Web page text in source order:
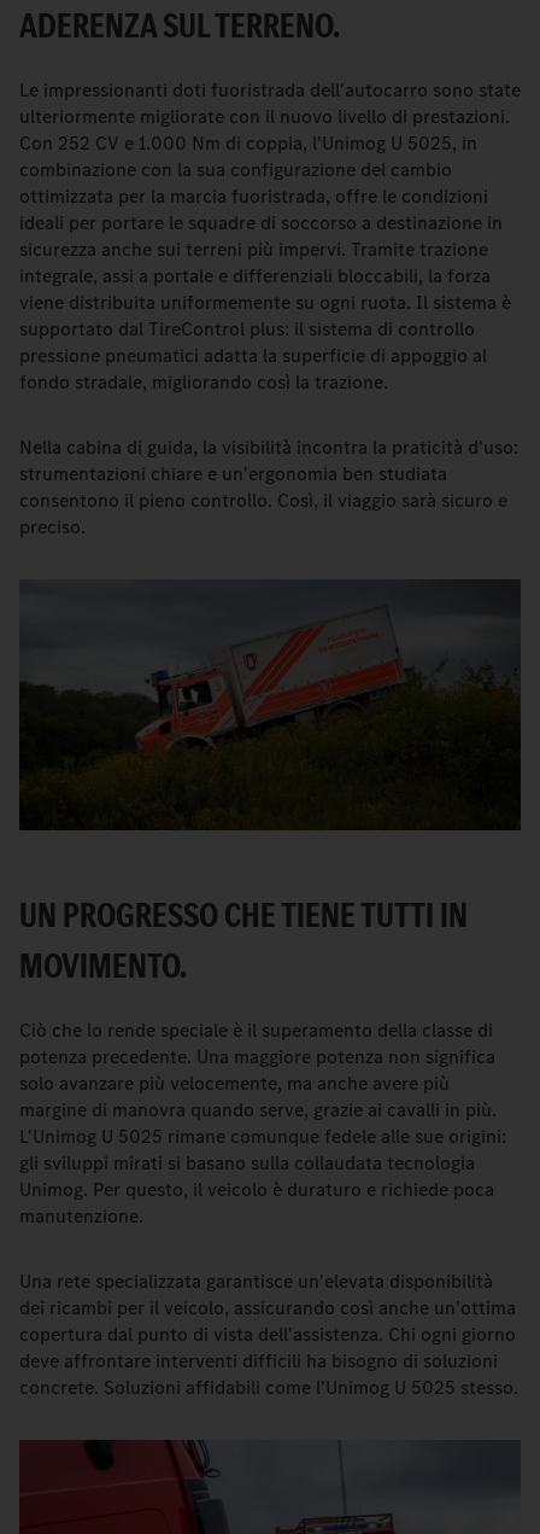
ADERENZA SUL TERRENO.
Le impressionanti doti fuoristrada dell'autocarro sono state
ulteriormente migliorate con il nuovo livello di prestazioni.
Con 252 CV e 1.000 Nm di coppia, l'Unimog U 5025, in
combinazione con la sua configurazione del cambio
ottimizzata per la marcia fuoristrada, offre le condizioni
ideali per portare le squadre di soccorso a destinazione in
sicurezza anche sui terreni più impervi. Tramite trazione
integrale, assi a portale e differenziali bloccabili, la forza
viene distribuita uniformemente su ogni ruota. Il sistema è
supportato dal TireControl plus: il sistema di controllo
pressione pneumatici adatta la superficie di appoggio al
fondo stradale, migliorando così la trazione.
Nella cabina di guida, la visibilità incontra la praticità d'uso:
strumentazioni chiare e un'ergonomia ben studiata
consentono il pieno controllo. Così, il viaggio sarà sicuro e
preciso.
UN PROGRESSO CHE TIENE TUTTI IN
MOVIMENTO.
Ciò che lo rende speciale è il superamento della classe di
potenza precedente. Una maggiore potenza non significa
solo avanzare più velocemente, ma anche avere più
margine di manovra quando serve, grazie ai cavalli in più.
L'Unimog U 5025 rimane comunque fedele alle sue origini:
gli sviluppi mirati si basano sulla collaudata tecnologia
Unimog. Per questo, il veicolo è duraturo e richiede poca
manutenzione.
Una rete specializzata garantisce un'elevata disponibilità
dei ricambi per il veicolo, assicurando così anche un'ottima
copertura dal punto di vista dell'assistenza. Chi ogni giorno
deve affrontare interventi difficili ha bisogno di soluzioni
concrete. Soluzioni affidabili come l'Unimog U 5025 stesso.